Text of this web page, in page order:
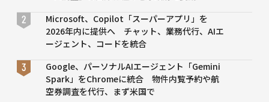
Microsoft、Copilot「スーパーアプリ」を
2026年内に提供へ チャット、業務代行、AIエ
ージェント、コードを統合
Google、パーソナルAIエージェント「Gemini
Spark」をChromeに統合 物件内覧予約や航
空券調査を代行、まず米国で